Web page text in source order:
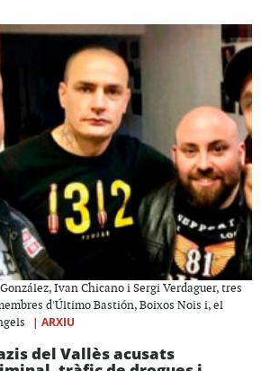
Ivan Chicano i Sergi Verdaguer, tres
d'Último Bastión, Boixos Nois i, el
| ARXIU
del Vallès acusats